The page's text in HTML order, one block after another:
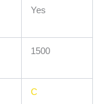
Yes
1500
C